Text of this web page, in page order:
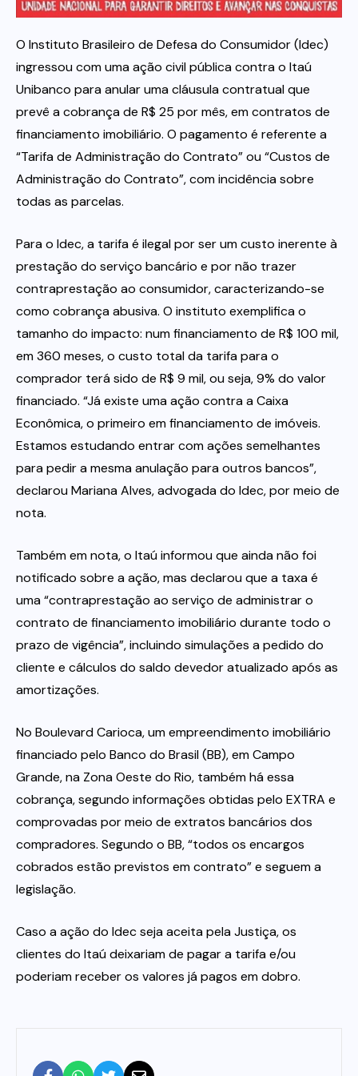
Itau
Financeiras e Cooperativas
O Instituto Brasileiro de Defesa do Consumidor (Idec)
ingressou com uma ação civil pública contra o Itaú
Unibanco para anular uma cláusula contratual que
prevê a cobrança de R$ 25 por mês, em contratos de
financiamento imobiliário. O pagamento é referente a
“Tarifa de Administração do Contrato” ou “Custos de
Administração do Contrato”, com incidência sobre
todas as parcelas.
Para o Idec, a tarifa é ilegal por ser um custo inerente à
prestação do serviço bancário e por não trazer
contraprestação ao consumidor, caracterizando-se
como cobrança abusiva. O instituto exemplifica o
tamanho do impacto: num financiamento de R$ 100 mil,
em 360 meses, o custo total da tarifa para o
comprador terá sido de R$ 9 mil, ou seja, 9% do valor
financiado. “Já existe uma ação contra a Caixa
Econômica, o primeiro em financiamento de imóveis.
Estamos estudando entrar com ações semelhantes
para pedir a mesma anulação para outros bancos”,
declarou Mariana Alves, advogada do Idec, por meio de
nota.
Também em nota, o Itaú informou que ainda não foi
notificado sobre a ação, mas declarou que a taxa é
uma “contraprestação ao serviço de administrar o
contrato de financiamento imobiliário durante todo o
prazo de vigência”, incluindo simulações a pedido do
cliente e cálculos do saldo devedor atualizado após as
amortizações.
No Boulevard Carioca, um empreendimento imobiliário
financiado pelo Banco do Brasil (BB), em Campo
Grande, na Zona Oeste do Rio, também há essa
cobrança, segundo informações obtidas pelo EXTRA e
comprovadas por meio de extratos bancários dos
compradores. Segundo o BB, “todos os encargos
cobrados estão previstos em contrato” e seguem a
legislação.
Caso a ação do Idec seja aceita pela Justiça, os
clientes do Itaú deixariam de pagar a tarifa e/ou
poderiam receber os valores já pagos em dobro.